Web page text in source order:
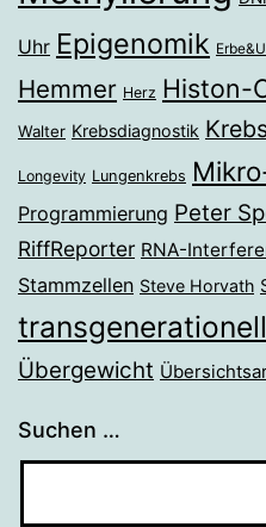
Uhr Epigenomik
Hemmer Herz Histon-
Walter Krebsdiagnostik
Longevity Lungenkrebs
Programmierung Peter
RiffReporter RNA-
Stammzellen Steve Horvath
Übergewicht
Suchen …